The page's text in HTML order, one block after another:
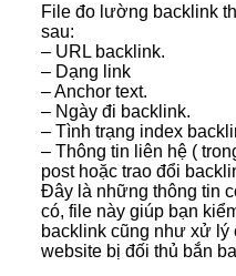
File đo lường backlink
sau:
– URL backlink.
– Dạng link
– Anchor text.
– Ngày đi backlink.
– Tình trạng index
– Thông tin liên hệ (
post hoặc trao đổi
Đây là những thông tin
có, file này giúp bạn
backlink cũng như xử
website bị đối thủ bắn